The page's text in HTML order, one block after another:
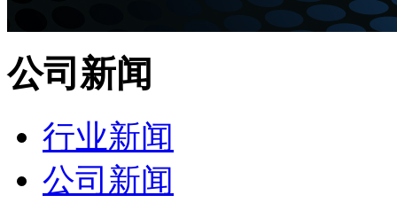
公司新闻
行业新闻
公司新闻